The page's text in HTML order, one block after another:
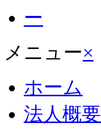
メニュー×
ホーム
法人概要